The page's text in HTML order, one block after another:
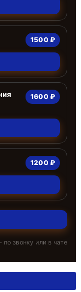
1500 ₽
1600 ₽
1200 ₽
звонку или в чате